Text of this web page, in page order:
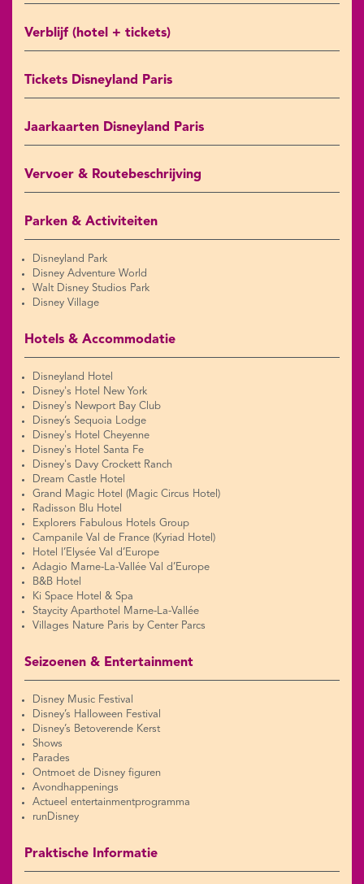
Verblijf (hotel + tickets)
Tickets Disneyland Paris
Jaarkaarten Disneyland Paris
Vervoer & Routebeschrijving
Parken & Activiteiten
Disneyland Park
Disney Adventure World
Walt Disney Studios Park
Disney Village
Hotels & Accommodatie
Disneyland Hotel
Disney's Hotel New York
Disney's Newport Bay Club
Disney’s Sequoia Lodge
Disney's Hotel Cheyenne
Disney's Hotel Santa Fe
Disney's Davy Crockett Ranch
Dream Castle Hotel
Grand Magic Hotel (Magic Circus Hotel)
Radisson Blu Hotel
Explorers Fabulous Hotels Group
Campanile Val de France (Kyriad Hotel)
Hotel l’Elysée Val d’Europe
Adagio Marne-La-Vallée Val d’Europe
B&B Hotel
Ki Space Hotel & Spa
Staycity Aparthotel Marne-La-Vallée
Villages Nature Paris by Center Parcs
Seizoenen & Entertainment
Disney Music Festival
Disney’s Halloween Festival
Disney’s Betoverende Kerst
Shows
Parades
Ontmoet de Disney figuren
Avondhappenings
Actueel entertainmentprogramma
runDisney
Praktische Informatie